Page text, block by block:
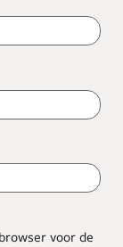
voor de